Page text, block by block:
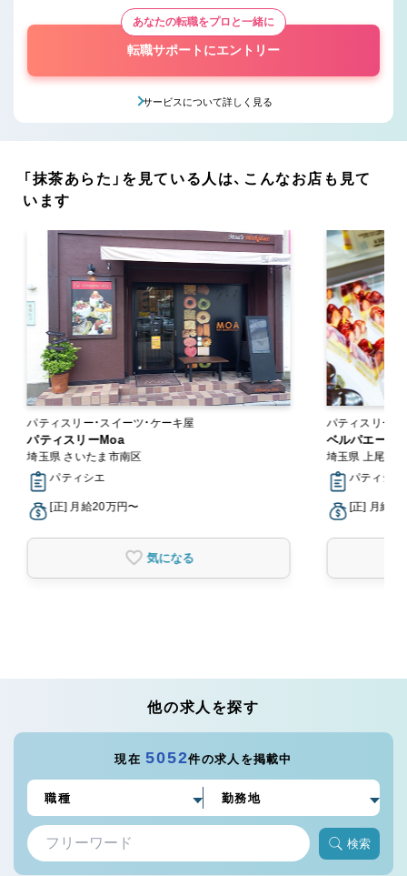
あなたの転職をプロと一緒に
転職サポートにエントリー
サービスについて詳しく見る
「抹茶あらた」を見ている人は、こんなお店も見て
います
パティスリー・スイーツ・ケーキ屋
パティスリーMoa
埼玉県 さいたま市南区
パティシエ
[正] 月給20万円〜
気になる
パティスリー・スイー
ン
ベルパエーゼ
埼玉県 上尾市
パティシエ
[正] 月給
他の求人を探す
現在5052件の求人を掲載中
検索